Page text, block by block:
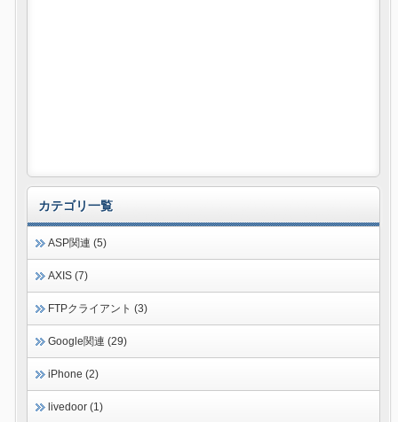
カテゴリ一覧
ASP関連 (5)
AXIS (7)
FTPクライアント (3)
Google関連 (29)
iPhone (2)
livedoor (1)